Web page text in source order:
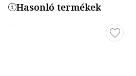
Hasonló termékek